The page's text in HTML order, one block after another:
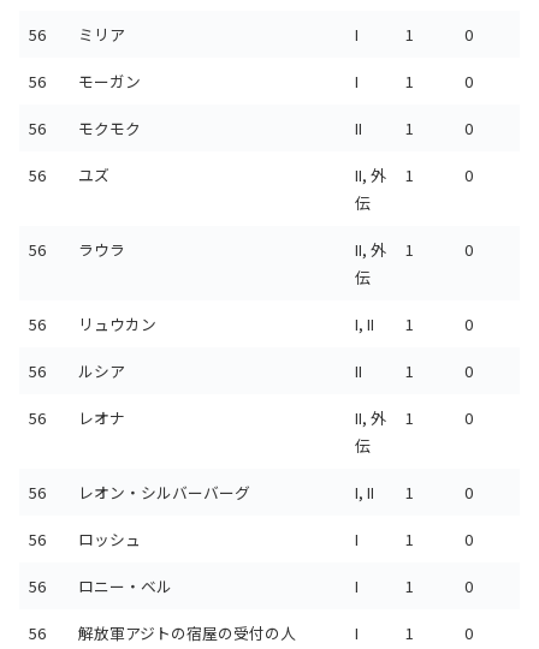
56 ミリア I 1 0
56 モーガン I 1 0
56 モクモク II 1 0
56 ユズ
II, 外
伝
1 0
56 ラウラ
II, 外
伝
1 0
56 リュウカン I, II 1 0
56 ルシア II 1 0
56 レオナ
II, 外
伝
1 0
56 レオン・シルバーバーグ I, II 1 0
56 ロッシュ I 1 0
56 ロニー・ベル I 1 0
56 解放軍アジトの宿屋の受付の人 I 1 0